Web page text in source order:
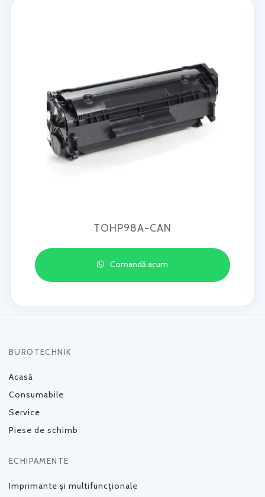
TOHP98A-CAN
Comandă acum
BUROTECHNIK
Acasă
Consumabile
Service
Piese de schimb
ECHIPAMENTE
Imprimante și multifuncționale